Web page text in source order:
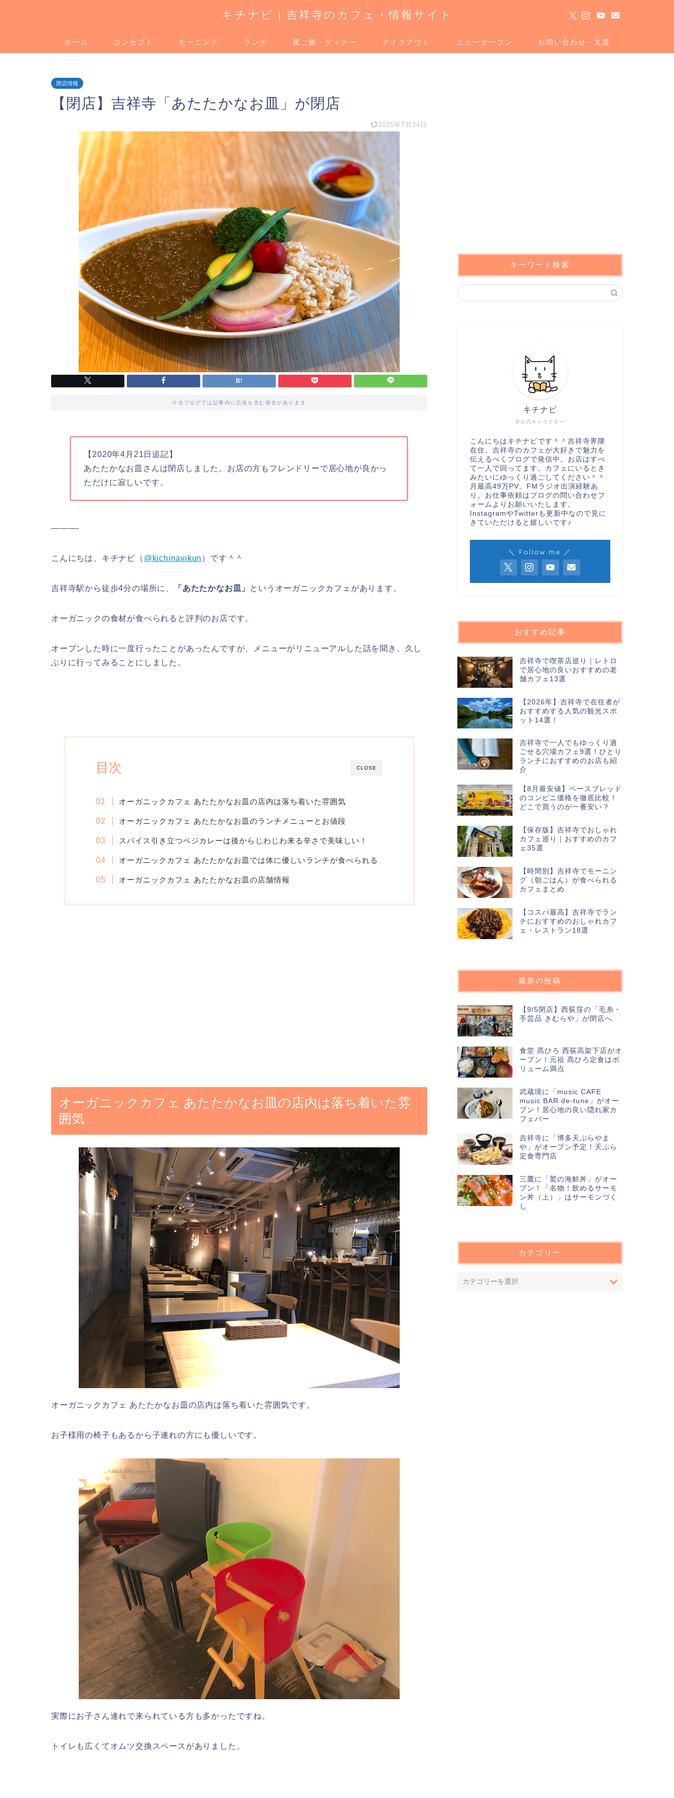
キチナビ｜吉祥寺のカフェ・情報サイト
ホーム コンセプト モーニング ランチ 夜ご飯・ディナー テイクアウト ニューオープン お問い合わせ・支援
閉店情報
【閉店】吉祥寺「あたたかなお皿」が閉店
2025年7月24日
※当ブログでは記事内に広告を含む場合があります
【2020年4月21日追記】
あたたかなお皿さんは閉店しました。お店の方もフレンドリーで居心地が良かっ
ただけに寂しいです。
———-
こんにちは、キチナビ（ @kichinavikun ）です＾＾
吉祥寺駅から徒歩4分の場所に、 「あたたかなお皿」 というオーガニックカフェがあります。
オーガニックの食材が食べられると評判のお店です。
オープンした時に一度行ったことがあったんですが、メニューがリニューアルした話を聞き、久し
ぶりに行ってみることにしました。
CLOSE
目次
オーガニックカフェ あたたかなお皿の店内は落ち着いた雰囲気
オーガニックカフェ あたたかなお皿のランチメニューとお値段
スパイス引き立つベジカレーは後からじわじわ来る辛さで美味しい！
オーガニックカフェ あたたかなお皿では体に優しいランチが食べられる
オーガニックカフェ あたたかなお皿の店舗情報
オーガニックカフェ あたたかなお皿の店内は落ち着いた雰
囲気
オーガニックカフェ あたたかなお皿の店内は落ち着いた雰囲気です。
お子様用の椅子もあるから子連れの方にも優しいです。
実際にお子さん連れで来られている方も多かったですね。
トイレも広くてオムツ交換スペースがありました。
キーワード検索
非公式キャラクター
キチナビ
こんにちはキチナビです＾＾吉祥寺界隈
在住。吉祥寺のカフェが大好きで魅力を
伝えるべくブログで発信中。お店はすべ
て一人で回ってます。カフェにいるとき
みたいにゆっくり過ごしてください＾＾
月最高49万PV。FMラジオ出演経験あ
り。お仕事依頼はブログの問い合わせフ
ォームよりお願いいたします。
InstagramやTwitterも更新中なので見に
きていただけると嬉しいです♪
＼ Follow me ／
おすすめ記事
吉祥寺で喫茶店巡り｜レトロ
で居心地の良いおすすめの老
舗カフェ13選
【2026年】吉祥寺で在住者が
おすすめする人気の観光スポ
ット14選！
吉祥寺で一人でもゆっくり過
ごせる穴場カフェ9選！ひとり
ランチにおすすめのお店も紹
介
【8月最安値】ベースブレッド
のコンビニ価格を徹底比較！
どこで買うのが一番安い？
【保存版】吉祥寺でおしゃれ
カフェ巡り｜おすすめのカフ
ェ35選
【時間別】吉祥寺でモーニン
グ（朝ごはん）が食べられる
カフェまとめ
【コスパ最高】吉祥寺でラン
チにおすすめのおしゃれカフ
ェ・レストラン18選
最新の投稿
【9/5閉店】西荻窪の「毛糸・
手芸品 きむらや」が閉店へ
食堂 髙ひろ 西荻高架下店がオ
ープン！元祖 髙ひろ定食はボ
リューム満点
武蔵境に「music CAFE
music BAR de-tune」がオー
プン！居心地の良い隠れ家カ
フェバー
吉祥寺に「博多天ぷらやま
や」がオープン予定！天ぷら
定食専門店
三鷹に「鷲の海鮮丼」がオー
プン！「名物！飲めるサーモ
ン丼（上）」はサーモンづく
し
カテゴリー